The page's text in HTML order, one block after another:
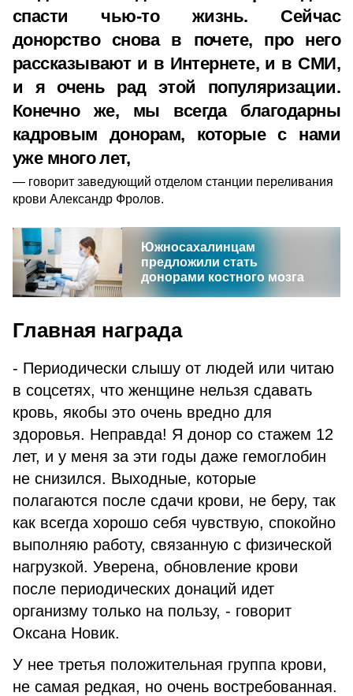
спасти чью-то жизнь. Сейчас
донорство снова в почете, про него
рассказывают и в Интернете, и в СМИ,
и я очень рад этой популяризации.
Конечно же, мы всегда благодарны
кадровым донорам, которые с нами
уже много лет,
говорит заведующий отделом станции переливания
крови Александр Фролов.
Южносахалинцам
предложили стать
донорами костного мозга
Главная награда
- Периодически слышу от людей или читаю
в соцсетях, что женщине нельзя сдавать
кровь, якобы это очень вредно для
здоровья. Неправда! Я донор со стажем 12
лет, и у меня за эти годы даже гемоглобин
не снизился. Выходные, которые
полагаются после сдачи крови, не беру, так
как всегда хорошо себя чувствую, спокойно
выполняю работу, связанную с физической
нагрузкой. Уверена, обновление крови
после периодических донаций идет
организму только на пользу, - говорит
Оксана Новик.
У нее третья положительная группа крови,
не самая редкая, но очень востребованная.